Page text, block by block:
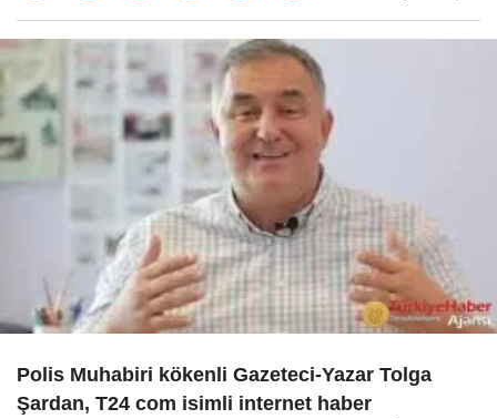
Polis Muhabiri kökenli Gazeteci-Yazar Tolga
Şardan, T24 com isimli internet haber